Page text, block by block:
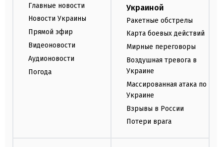
Главные новости
Новости Украины
Прямой эфир
Видеоновости
Аудионовости
Погода
Украиной
Ракетные обстрелы
Карта боевых действий
Мирные переговоры
Воздушная тревога в
Украине
Массированная атака по
Украине
Взрывы в России
Потери врага